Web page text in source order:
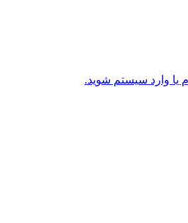
یا وارد سیستم شوید.